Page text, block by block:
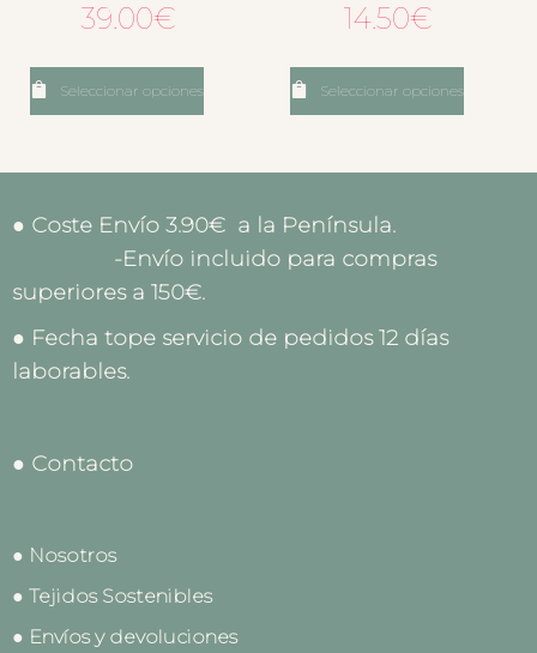
39.00€
Seleccionar opciones
14.50€
Seleccionar opciones
● Coste Envío 3.90€ a la Península.
-Envío incluido para compras
superiores a 150€.
● Fecha tope servicio de pedidos 12 días
laborables.
● Contacto
● Nosotros
● Tejidos Sostenibles
● Envíos y devoluciones